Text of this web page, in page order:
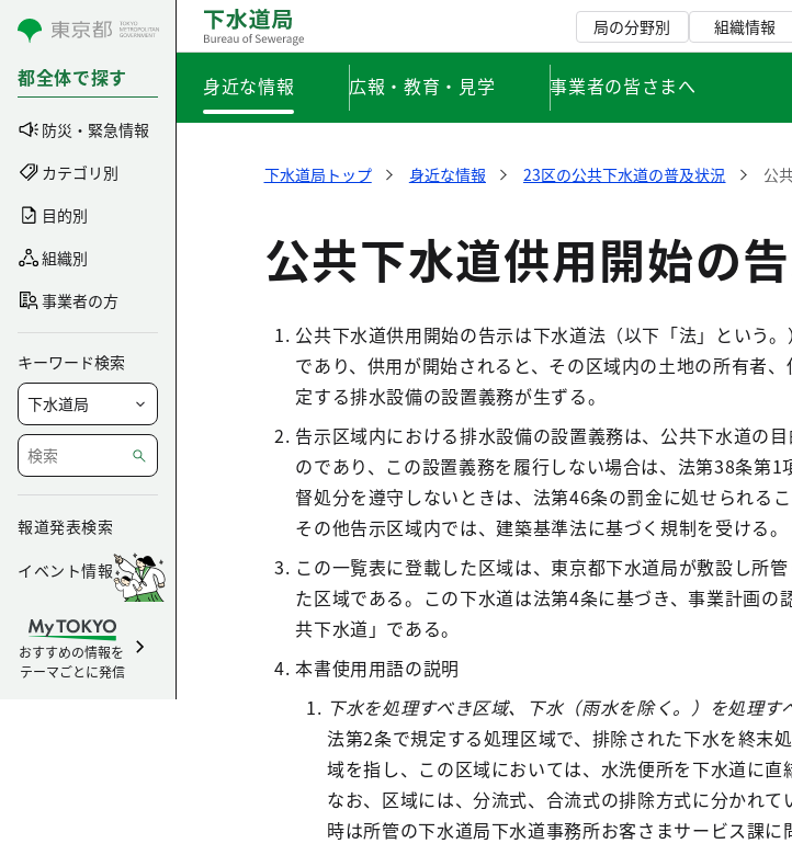
コンテンツにスキップ
都全体で探す
防災・緊急情報
カテゴリ別
目的別
組織別
事業者の方
キーワード検索
報道発表検索
イベント情報
おすすめの情報を
テーマごとに発信
局の分野別 組織情報
身近な情報 広報・教育・見学 事業者の皆さまへ
下水道局トップ 身近な情報 23区の公共下水道の普及状況 公
公共下水道供用開始の
公共下水道供用開始の告示は下水道法（以下「法」という
であり、供用が開始されると、その区域内の土地の所有者
定する排水設備の設置義務が生ずる。
告示区域内における排水設備の設置義務は、公共下水道の
のであり、この設置義務を履行しない場合は、法第38条第
督処分を遵守しないときは、法第46条の罰金に処せられるこ
その他告示区域内では、建築基準法に基づく規制を受ける。
この一覧表に登載した区域は、東京都下水道局が敷設し所
た区域である。この下水道は法第4条に基づき、事業計画の
共下水道」である。
本書使用用語の説明
下水を処理すべき区域、下水（雨水を除く。）を処理す
法第2条で規定する処理区域で、排除された下水を終末
域を指し、この区域においては、水洗便所を下水道に直
なお、区域には、分流式、合流式の排除方式に分かれ
時は所管の下水道局下水道事務所お客さまサービス課に